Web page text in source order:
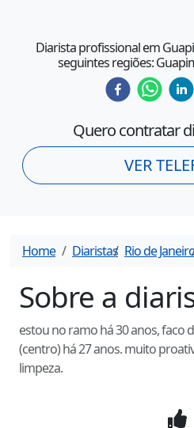
Diarista profissional em
seguintes regiões:
Quero contratar
VER
Home Diaristas Rio de
Sobre a
estou no ramo há 30 anos, faco
(centro) há 27 anos. muito
limpeza.